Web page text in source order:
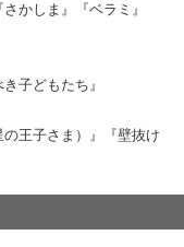
かしま』『ベラミ』
子どもたち』
王子さま）』『壁抜け